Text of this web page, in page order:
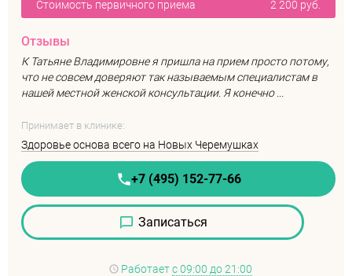
Стоимость первичного приема 2 200 руб.
Отзывы
К Татьяне Владимировне я пришла на прием просто потому,
что не совсем доверяют так называемым специалистам в
нашей местной женской консультации. Я конечно ...
Принимает в клинике:
Здоровье основа всего на Новых Черемушках
+7 (495) 152-77-66
Записаться
Работает с 09:00 до 21:00